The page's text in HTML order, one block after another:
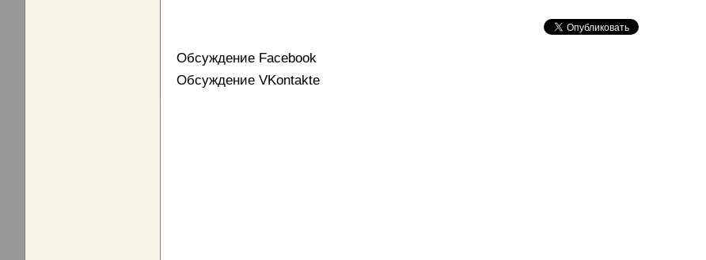
Обсуждение Facebook
Обсуждение VKontakte